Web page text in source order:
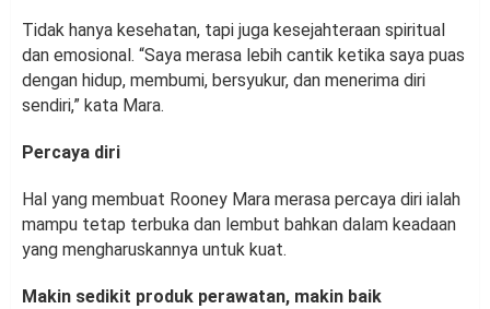
Tidak hanya kesehatan, tapi juga kesejahteraan spiritual
dan emosional. “Saya merasa lebih cantik ketika saya puas
dengan hidup, membumi, bersyukur, dan menerima diri
sendiri,” kata Mara.
Percaya diri
Hal yang membuat Rooney Mara merasa percaya diri ialah
mampu tetap terbuka dan lembut bahkan dalam keadaan
yang mengharuskannya untuk kuat.
Makin sedikit produk perawatan, makin baik